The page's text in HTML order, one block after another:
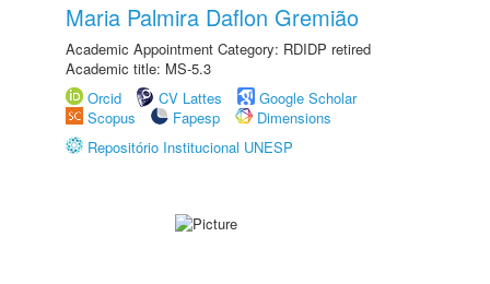
Maria Palmira Daflon Gremião
Academic Appointment Category: RDIDP retired
Academic title: MS-5.3
Orcid
CV Lattes
Google Scholar
Scopus
Fapesp
Dimensions
Repositório Institucional UNESP